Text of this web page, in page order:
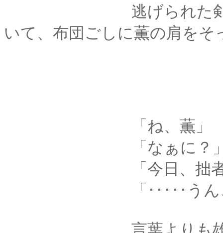
逃げられた剣心はや
いて、布団ごしに薫の肩をそ
「ね、薫」
「なぁに？
「今日、拙者と立ち
「･････うん、楽